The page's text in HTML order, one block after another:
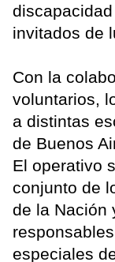
invitados de
Con la
voluntarios,
a distintas
de Buenos
El operativo
conjunto de
de la Nación
especiales